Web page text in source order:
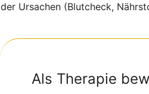
der Ursachen (Blutcheck,
Als Therapie